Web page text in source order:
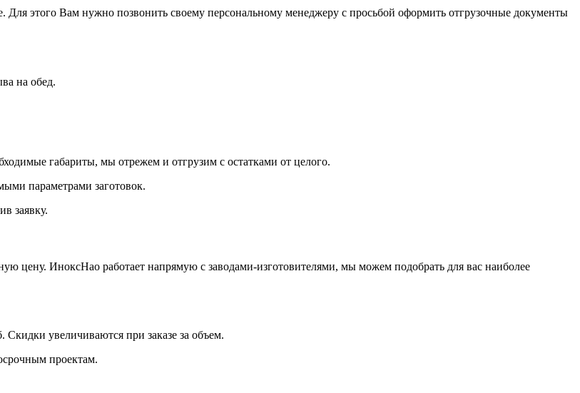
Для этого Вам нужно позвонить своему персональному менеджеру с просьбой оформить отгрузочные документы
на обед.
габариты, мы отрежем и отгрузим с остатками от целого.
параметрами заготовок.
заявку.
цену. ИноксНао работает напрямую с заводами-изготовителями, мы можем подобрать для вас наиболее
Скидки увеличиваются при заказе за объем.
проектам.